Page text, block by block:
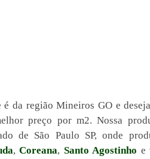
é da região Mineiros GO e
preço por m2. Nossa
de São Paulo SP, onde
,Coreana, Santo Agostinho e